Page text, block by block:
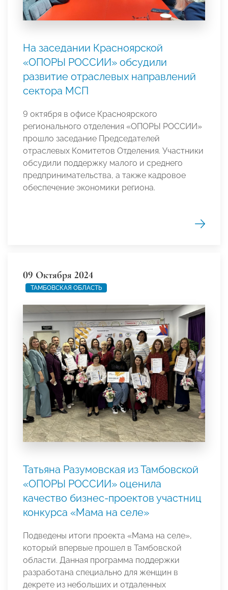
На заседании Красноярской
«ОПОРЫ РОССИИ» обсудили
развитие отраслевых направлений
сектора МСП
9 октября в офисе Красноярского
регионального отделения «ОПОРЫ РОССИИ»
прошло заседание Председателей
отраслевых Комитетов Отделения. Участники
обсудили поддержку малого и среднего
предпринимательства, а также кадровое
обеспечение экономики региона.
09 Октября 2024
ТАМБОВСКАЯ ОБЛАСТЬ
Татьяна Разумовская из Тамбовской
«ОПОРЫ РОССИИ» оценила
качество бизнес-проектов участниц
конкурса «Мама на селе»
Подведены итоги проекта «Мама на селе»,
который впервые прошел в Тамбовской
области. Данная программа поддержки
разработана специально для женщин в
декрете из небольших и отдаленных